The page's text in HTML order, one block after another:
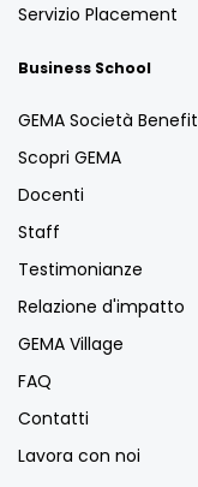
Servizio Placement
Business School
GEMA Società Benefit
Scopri GEMA
Docenti
Staff
Testimonianze
Relazione d'impatto
GEMA Village
FAQ
Contatti
Lavora con noi